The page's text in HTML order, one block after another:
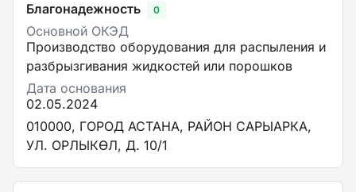
Благонадежность
0
Основной ОКЭД
Производство оборудования для распыления и
разбрызгивания жидкостей или порошков
Дата основания
02.05.2024
010000, ГОРОД АСТАНА, РАЙОН САРЫАРКА,
УЛ. ОРЛЫКӨЛ, Д. 10/1